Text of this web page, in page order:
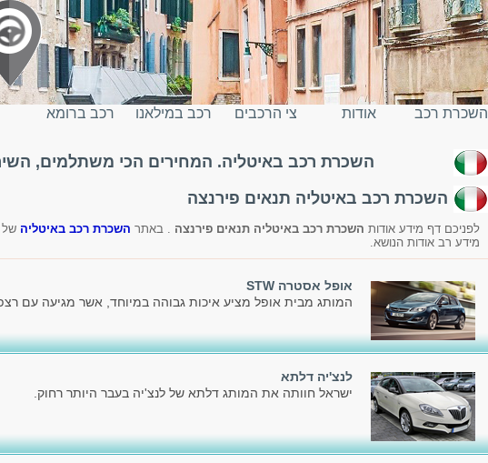
השכרת רכב
באיטליה
אודות צי הרכבים רכב במילאנו רכב ברומא
השכרת רכב באיטליה. המחירים הכי משתלמים,
השכרת רכב באיטליה תנאים פירנצה
לפניכם דף מידע אודות השכרת רכב באיטליה תנאים פירנצה . באתר השכרת רכב באיטליה של
מידע רב אודות הנושא.
אופל אסטרה STW
המותג מבית אופל מציע איכות גבוהה במיוחד, אשר מגיעה עם
לנצ'יה דלתא
ישראל חוותה את המותג דלתא של לנצ'יה בעבר היותר רחוק.